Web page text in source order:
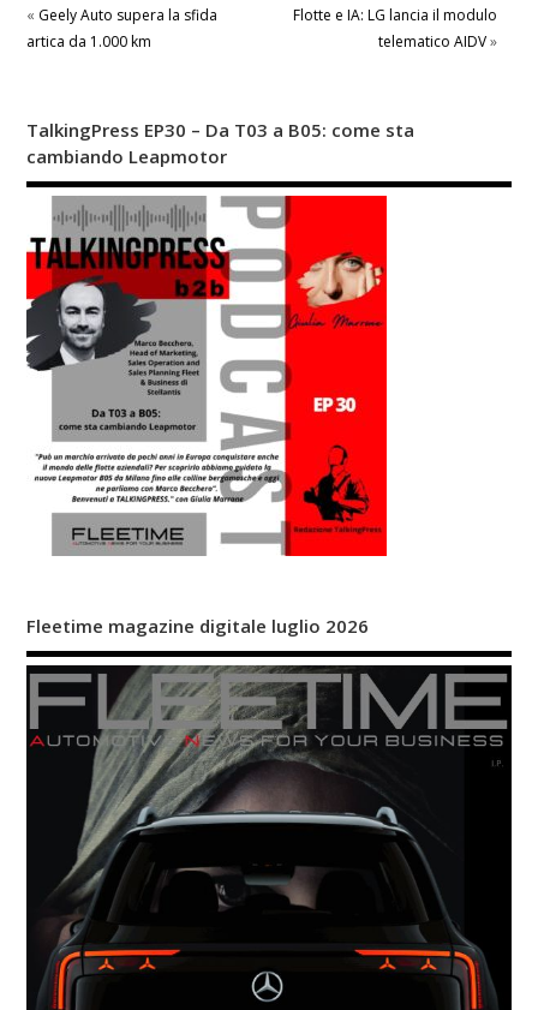
« Geely Auto supera la sfida
artica da 1.000 km
Flotte e IA: LG lancia il modulo
telematico AIDV»
TalkingPress EP30 – Da T03 a B05: come sta
cambiando Leapmotor
Fleetime magazine digitale luglio 2026